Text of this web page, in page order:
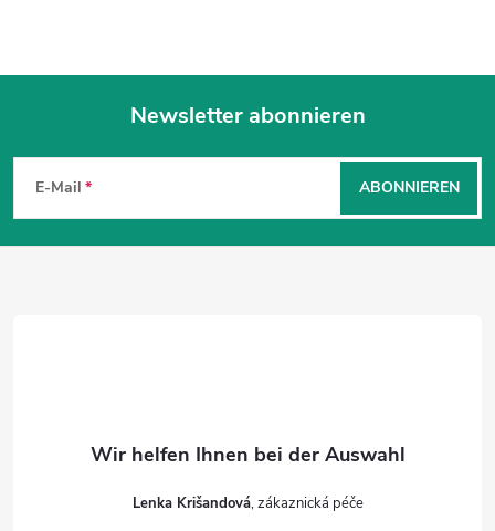
F
ß
z
Newsletter abonnieren
E-Mail ABONNIEREN
Lenka Krišandová